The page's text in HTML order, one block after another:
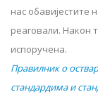
нас обавијестите
реаговали. Након
испоручена.
Правилник о
стандардима и